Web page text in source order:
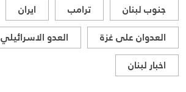
جنوب لبنان
ترامب
ايران
العدوان على غزة
العدو الاسرائيلي
اخبار لبنان